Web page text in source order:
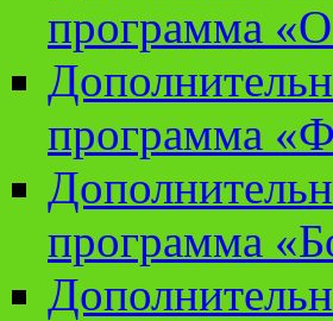
программа
программа
программа